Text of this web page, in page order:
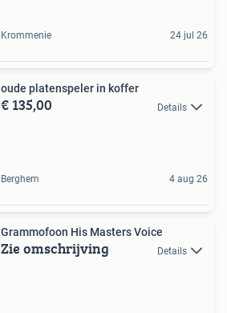
Krommenie 24 jul 26
oude platenspeler in koffer
€ 135,00 Details
Berghem 4 aug 26
Grammofoon His Masters Voice
Zie omschrijving Details